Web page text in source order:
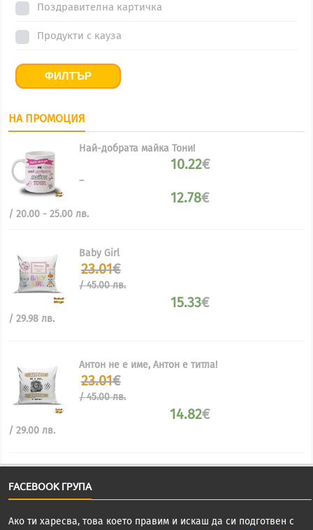
Поздравителна картичка
Продукти с кауза
ФИЛТЪР
НА ПРОМОЦИЯ
Най-добрата майка Тони!
10.22€
–
12.78€
/ 20.00 - 25.00 лв.
Baby Girl
23.01€
/ 45.00 лв.
15.33€
/ 29.98 лв.
Антон не е име, Антон е титла!
23.01€
/ 45.00 лв.
14.82€
/ 29.00 лв.
FACEBOOK ГРУПА
Ако ти харесва, това което правим и искаш да си подготвен с